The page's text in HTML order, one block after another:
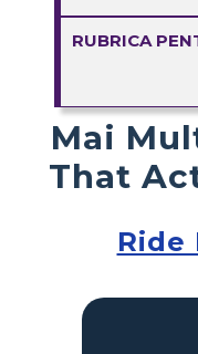
RUBRICA
Mai
That
Ride